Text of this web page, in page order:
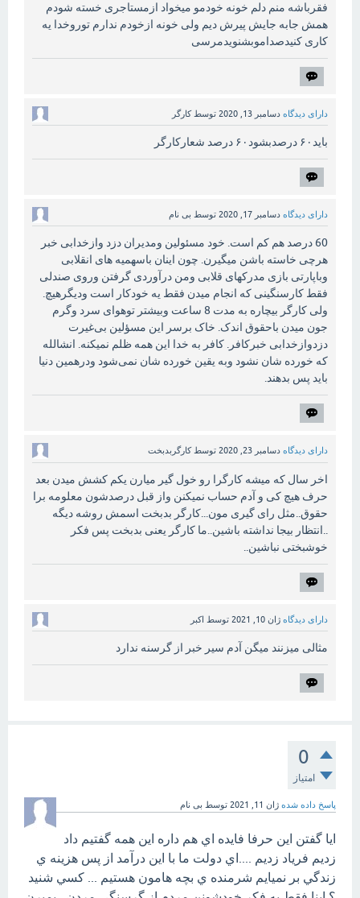
فقرباشه منم دلم خونه خودمو میخواد ازمستاجری خسته شودم
همش جابه جایش پیرش دیم ولی خونه ازخودم ندارم توروخدا یه
کاری کنیدصداموبشنویدمرسی
دارای دیدگاه دسامبر 13, 2020 توسطکارگر
باید۶۰ درصدبشود۶۰ درصد شعارکارگر
دارای دیدگاه دسامبر 17, 2020 توسط بی نام
60 درصد هم کم است. خود مسئولین ومدیران دزد وازخدابی خبر
هرچی خاسته باشن میگیرن. چون اینان باسهمیه های انقلابی
وباپارتی بازی مدرکهای قلابی ومن درآوردی گرفتن وروی صندلی
فقط کارسنگینی که انجام میدن فقط یه خودکار است ودیگرهیچ.
ولی کارگر بیچاره به مدت 8 ساعت وبیشتر توهوای سرد وگرم
جون میدن باحقوق اندک. خاک برسر این مسؤلین بی‌غیرت
دزدوازخدابی خبرکافر. کافر به خدا این همه ظلم نمیکنه. انشالله
که خورده شان نشود وبه یقین خورده شان نمی‌شود ودرهمین دنیا
باید پس بدهند.
دارای دیدگاه دسامبر 23, 2020 توسطکارگربدبخت
اخر سال که میشه کارگرا رو خول گیر میارن یکم کشش میدن بعد
حرف هیچ کی و آدم حساب نمیکنن واز قبل درصدشون معلومه برا
حقوق..مثل رای گیری مون...کارگر بدبخت اسمش روشه دیگه
..انتظار بیجا نداشته باشین..ما کارگر یعنی بدبخت پس فکر
خوشبختی نباشین..
دارای دیدگاه ژان 10, 2021 توسط اکبر
مثالی میزنند میگن آدم سیر خبر از گرسنه ندارد
0
امتیاز
پاسخ داده شده ژان 11, 2021 توسط بی نام
ايا گفتن اين حرفا فايده اي هم داره اين همه گفتيم داد
زديم فرياد زديم ....اي دولت ما با اين درآمد از پس هزينه ي
زندگي بر نميايم شرمنده ي بچه هامون هستيم ... كسي شنيد